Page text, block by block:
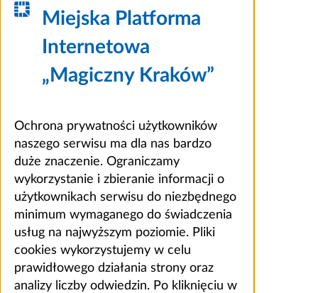
Miejska Platforma
Internetowa
„Magiczny Kraków”
Ochrona prywatności użytkowników
naszego serwisu ma dla nas bardzo
duże znaczenie. Ograniczamy
wykorzystanie i zbieranie informacji o
użytkownikach serwisu do niezbędnego
minimum wymaganego do świadczenia
usług na najwyższym poziomie. Pliki
cookies wykorzystujemy w celu
prawidłowego działania strony oraz
analizy liczby odwiedzin. Po kliknięciu w